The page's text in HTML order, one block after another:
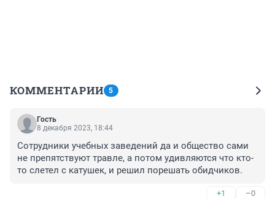
КОММЕНТАРИИ 5
Гость
8 декабря 2023, 18:44
Сотрудники учебных заведений да и общество сами
не препятствуют травле, а потом удивляются что кто-
то слетел с катушек, и решил порешать обидчиков.
+1 –0